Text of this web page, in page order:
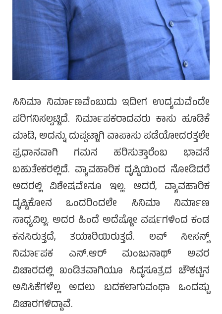
ಸಿನಿಮಾ ನಿರ್ಮಾಣವೆಂಬುದು ಇದೀಗ ಉದ್ಯಮವೆಂದೇ
ಪರಿಗನಿಸಲ್ಪಟ್ಟಿದೆ. ನಿರ್ಮಾಪಕರಾದವರು ಕಾಸು ಹೂಡಿಕೆ
ಮಾಡಿ, ಅದನ್ನು ದುಪ್ಪಟ್ಟಾಗಿ ವಾಪಾಸು ಪಡೆಯೋದರತ್ತಲೇ
ಪ್ರಧಾನವಾಗಿ ಗಮನ ಹರಿಸುತ್ತಾರೆಂಬ ಭಾವನೆ
ಬಹುತೇಕರಲ್ಲಿದೆ. ವ್ಯಾವಹಾರಿಕ ದೃಷ್ಟಿಯಿಂದ ನೋಡಿದರೆ
ಅದರಲ್ಲಿ ವಿಶೇಷವೇನೂ ಇಲ್ಲ. ಆದರೆ, ವ್ಯಾವಹಾರಿಕ
ದೃಷ್ಟಿಕೋನ ಒಂದರಿಂದಲೇ ಸಿನಿಮಾ ನಿರ್ಮಾಣ
ಸಾಧ್ಯವಿಲ್ಲ. ಅದರ ಹಿಂದೆ ಅದೆಷ್ಟೋ ವರ್ಷಗಳಿಂದ ಕಂಡ
ಕನಸಿರುತ್ತದೆ, ತಯಾರಿಯಿರುತ್ತದೆ. ಲವ್ ಸೀಸನ್ಸ್
ನಿರ್ಮಾಪಕ ಎನ್.ಆರ್ ಮಂಜುನಾಥ್ ಅವರ
ವಿಚಾರದಲ್ಲಿ ಖಂಡಿತವಾಗಿಯೂ ಸಿದ್ಧಸೂತ್ರದ ಚೌಕಟ್ಟಿನ
ಅನಿಸಿಕೆಗಳೆಲ್ಲ ಅದಲು ಬದಕಲಾಗುವಂಥಾ ಒಂದಷ್ಟು
ವಿಚಾರಗಳಿದ್ದಾವೆ.